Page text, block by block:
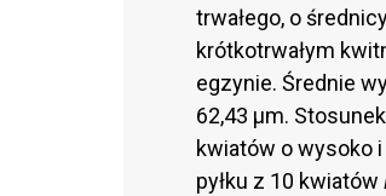
trwałego, o
krótkotrwałym
egzynie. Średnie
62,43 μm.
kwiatów o wysoko
pyłku z 10 kwiatów